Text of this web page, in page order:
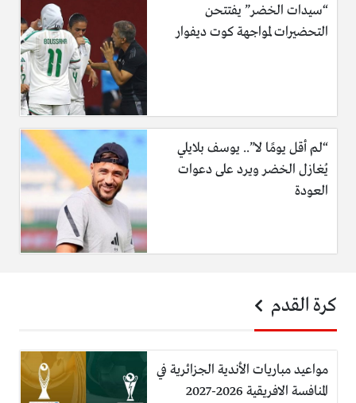
“سيدات الخضر” يفتتحن
التحضيرات لمواجهة كوت ديفوار
“لم أقل يومًا لا”.. يوسف بلايلي
يُغازل الخضر ويرد على دعوات
العودة
كرة القدم
مواعيد مباريات الأندية الجزائرية في
المنافسة الافريقية 2026-2027